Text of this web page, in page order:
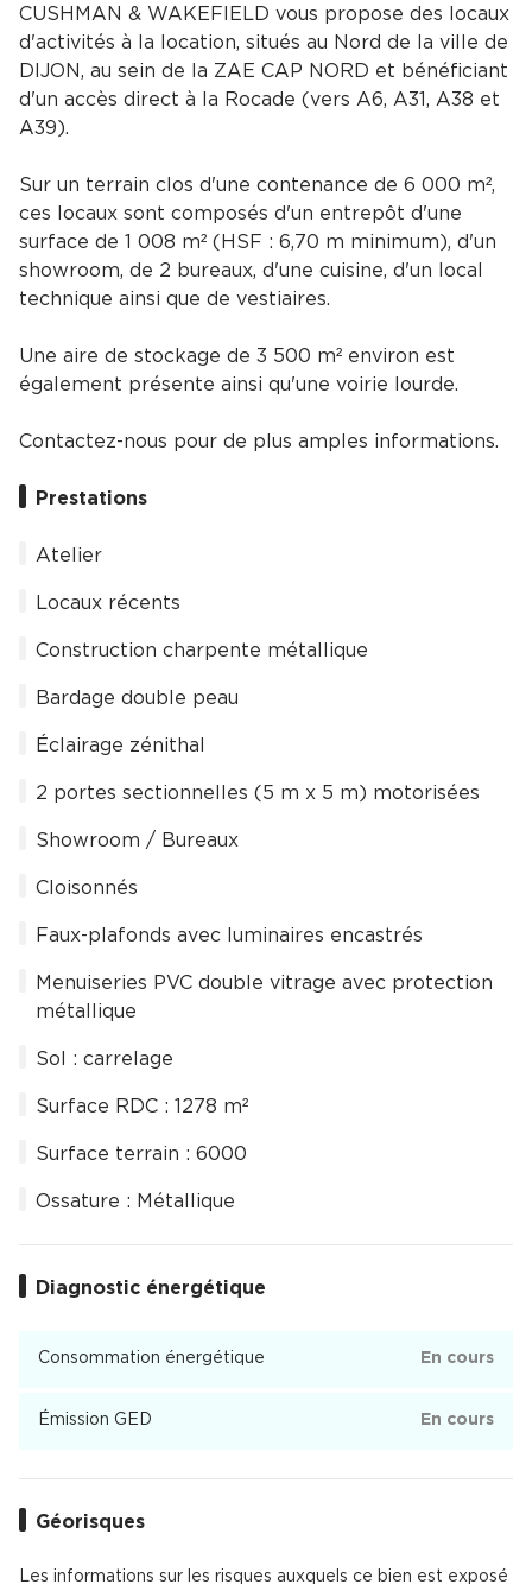
CUSHMAN & WAKEFIELD vous propose des locaux
d'activités à la location, situés au Nord de la ville de
DIJON, au sein de la ZAE CAP NORD et bénéficiant
d'un accès direct à la Rocade (vers A6, A31, A38 et
A39).
Sur un terrain clos d'une contenance de 6 000 m²,
ces locaux sont composés d'un entrepôt d'une
surface de 1 008 m² (HSF : 6,70 m minimum), d'un
showroom, de 2 bureaux, d'une cuisine, d'un local
technique ainsi que de vestiaires.
Une aire de stockage de 3 500 m² environ est
également présente ainsi qu'une voirie lourde.
Contactez-nous pour de plus amples informations.
Prestations
Atelier
Locaux récents
Construction charpente métallique
Bardage double peau
Éclairage zénithal
2 portes sectionnelles (5 m x 5 m) motorisées
Showroom / Bureaux
Cloisonnés
Faux-plafonds avec luminaires encastrés
Menuiseries PVC double vitrage avec protection
métallique
Sol : carrelage
Surface RDC : 1278 m²
Surface terrain : 6000
Ossature : Métallique
Diagnostic énergétique
Consommation énergétique En cours
Émission GED En cours
Géorisques
Les informations sur les risques auxquels ce bien est exposé